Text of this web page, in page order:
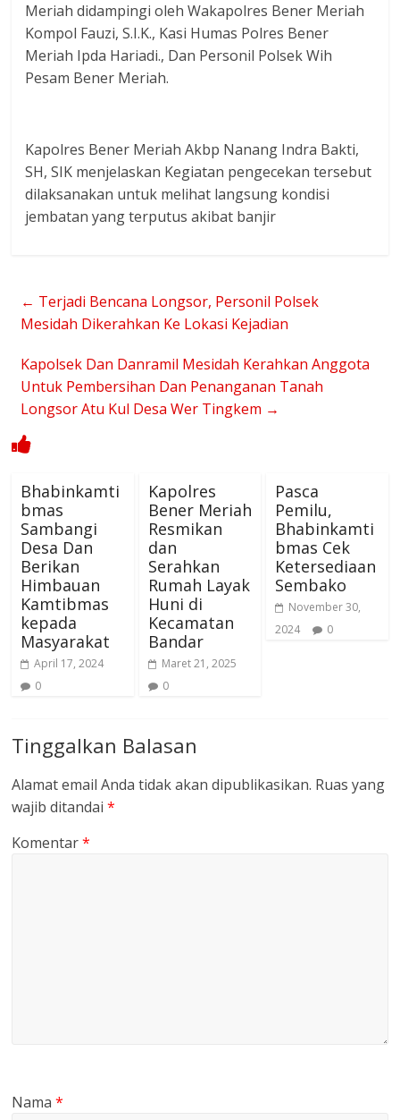
Meriah didampingi oleh Wakapolres Bener Meriah
Kompol Fauzi, S.I.K., Kasi Humas Polres Bener
Meriah Ipda Hariadi., Dan Personil Polsek Wih
Pesam Bener Meriah.
Kapolres Bener Meriah Akbp Nanang Indra Bakti,
SH, SIK menjelaskan Kegiatan pengecekan tersebut
dilaksanakan untuk melihat langsung kondisi
jembatan yang terputus akibat banjir
← Terjadi Bencana Longsor, Personil Polsek
Mesidah Dikerahkan Ke Lokasi Kejadian
Kapolsek Dan Danramil Mesidah Kerahkan Anggota
Untuk Pembersihan Dan Penanganan Tanah
Longsor Atu Kul Desa Wer Tingkem →
Bhabinkamti
bmas
Sambangi
Desa Dan
Berikan
Himbauan
Kamtibmas
kepada
Masyarakat
April 17, 2024
0
Kapolres
Bener Meriah
Resmikan
dan
Serahkan
Rumah Layak
Huni di
Kecamatan
Bandar
Maret 21, 2025
0
Pasca
Pemilu,
Bhabinkamti
bmas Cek
Ketersediaan
Sembako
November 30,
2024
0
Tinggalkan Balasan
Alamat email Anda tidak akan dipublikasikan. Ruas yang
wajib ditandai*
Komentar*
Nama*